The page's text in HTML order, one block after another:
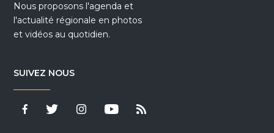
Nous proposons l'agenda et
l'actualité régionale en photos
et vidéos au quotidien.
SUIVEZ NOUS